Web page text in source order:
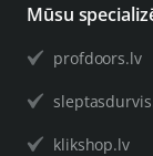
Mūsu
profdoors.lv
klikshop.lv